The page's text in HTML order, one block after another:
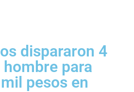
dispararon 4
para
pesos en